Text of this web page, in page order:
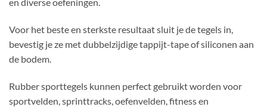
Voor het beste en sterkste resultaat sluit je de tegels in,
bevestig je ze met dubbelzijdige tappijt-tape of siliconen aan
de bodem.
Rubber sporttegels kunnen perfect gebruikt worden voor
sportvelden, sprinttracks, oefenvelden, fitness en